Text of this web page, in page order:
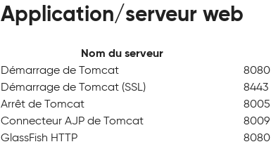
Application/serveur web
Nom du serveur
Démarrage de Tomcat
8080
Démarrage de Tomcat (SSL)
8443
Arrêt de Tomcat
8005
Connecteur AJP de Tomcat
8009
GlassFish HTTP
8080